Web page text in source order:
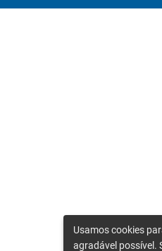
Usamos cookies
agradável possível.